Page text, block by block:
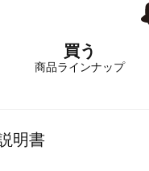
買う
商品ラインナップ
明書